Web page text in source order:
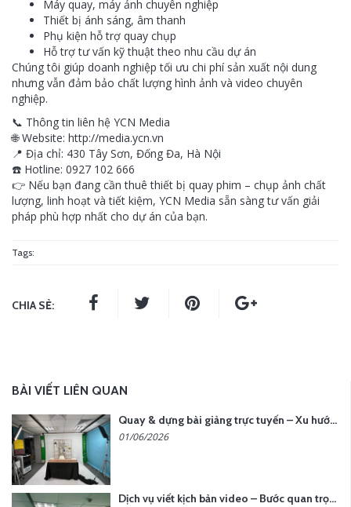
Máy quay, máy ảnh chuyên nghiệp
Thiết bị ánh sáng, âm thanh
Phụ kiện hỗ trợ quay chụp
Hỗ trợ tư vấn kỹ thuật theo nhu cầu dự án
Chúng tôi giúp doanh nghiệp tối ưu chi phí sản xuất nội dung
nhưng vẫn đảm bảo chất lượng hình ảnh và video chuyên
nghiệp.
📞 Thông tin liên hệ YCN Media
🌐 Website: http://media.ycn.vn
📍 Địa chỉ: 430 Tây Sơn, Đống Đa, Hà Nội
☎️ Hotline: 0927 102 666
👉 Nếu bạn đang cần thuê thiết bị quay phim – chụp ảnh chất
lượng, linh hoạt và tiết kiệm, YCN Media sẵn sàng tư vấn giải
pháp phù hợp nhất cho dự án của bạn.
Tags:
CHIA SẺ:
BÀI VIẾT LIÊN QUAN
Quay & dựng bài giảng trực tuyến – Xu hướng đào tạo thời đại số
01/06/2026
Dịch vụ viết kịch bản video – Bước quan trọng quyết định thành công nội dung